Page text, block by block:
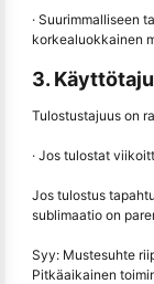
· Suurimmalliseen
korkealuokkainen
3.
Tulostustajuus on
· Jos tulostat
Jos tulostus
sublimaatio on
Syy: Mustesuhte
Pitkäaikainen